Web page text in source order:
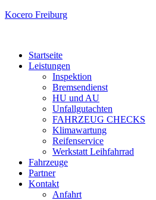
Kocero Freiburg
Startseite
Leistungen
Inspektion
Bremsendienst
HU und AU
Unfallgutachten
FAHRZEUG CHECKS
Klimawartung
Reifenservice
Werkstatt Leihfahrrad
Fahrzeuge
Partner
Kontakt
Anfahrt